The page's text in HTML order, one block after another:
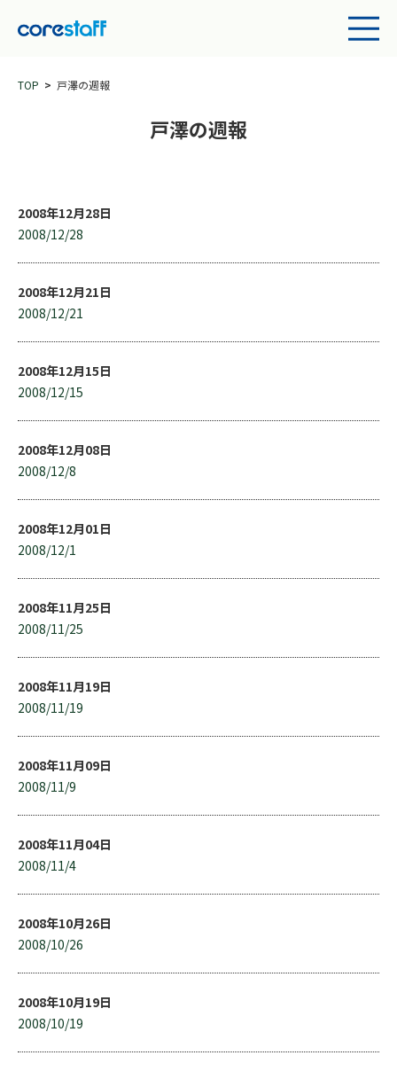
TOP 戸澤の週報
戸澤の週報
2008年12月28日
2008/12/28
2008年12月21日
2008/12/21
2008年12月15日
2008/12/15
2008年12月08日
2008/12/8
2008年12月01日
2008/12/1
2008年11月25日
2008/11/25
2008年11月19日
2008/11/19
2008年11月09日
2008/11/9
2008年11月04日
2008/11/4
2008年10月26日
2008/10/26
2008年10月19日
2008/10/19